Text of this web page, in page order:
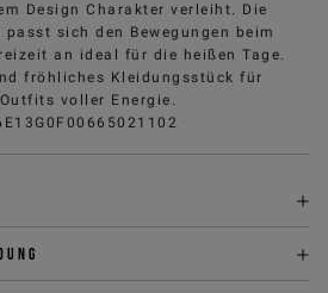
Design Charakter verleiht. Die
passt sich den Bewegungen beim
an ideal für die heißen Tage.
fröhliches Kleidungsstück für
Outfits voller Energie.